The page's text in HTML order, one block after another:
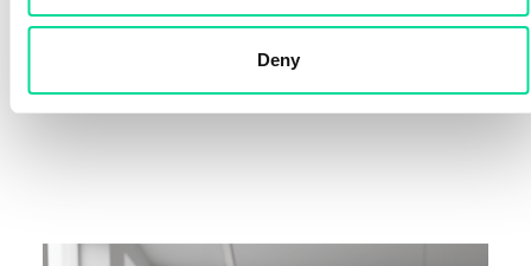
Deny
Namnbricka Plast 68x34 mm - inkl magnetfäste
Metallpenna Cozmo
Från 6,40 kr